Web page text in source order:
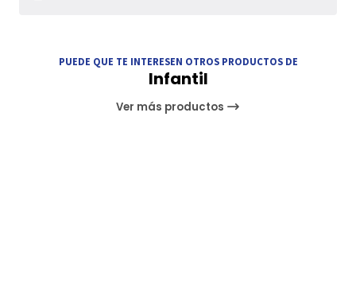
PUEDE QUE TE INTERESEN OTROS PRODUCTOS DE
Infantil
Ver más productos